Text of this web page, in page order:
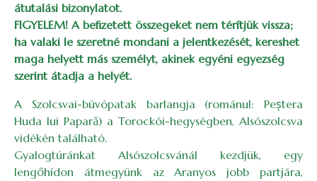
átutalási bizonylatot.
FIGYELEM! A befizetett összegeket nem térítjük vissza;
ha valaki le szeretné mondani a jelentkezését, kereshet
maga helyett más személyt, akinek egyéni egyezség
szerint átadja a helyét.
A Szolcsvai-búvópatak barlangja (románul: Peștera
Huda lui Papară) a Torockói-hegységben, Alsószolcsva
vidékén található.
Gyalogtúránkat Alsószolcsvánál kezdjük, egy
lengőhídon átmegyünk az Aranyos jobb partjára,